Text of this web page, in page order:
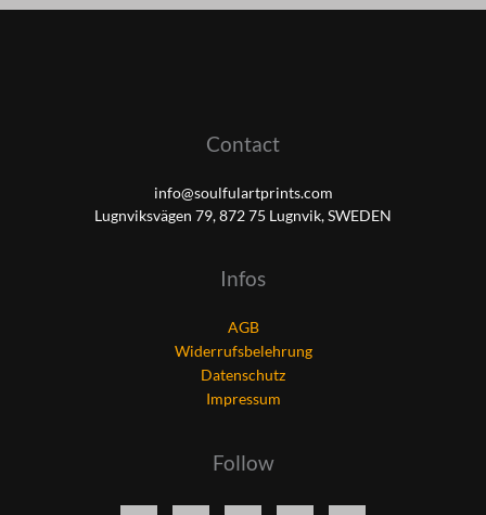
Contact
info@soulfulartprints.com
Lugnviksvägen 79, 872 75 Lugnvik, SWEDEN
Infos
AGB
Widerrufsbelehrung
Datenschutz
Impressum
Follow